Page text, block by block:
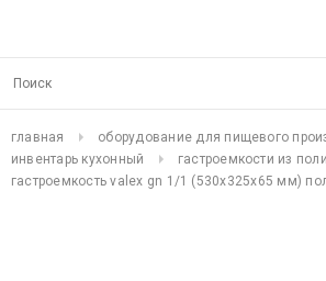
главная
оборудование для пищевого
инвентарь кухонный
гастроемкости из
гастроемкость valex gn 1/1 (530х325х65 мм)